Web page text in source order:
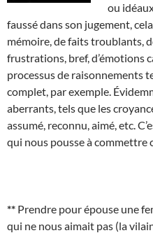
ou
faussé dans son jugement,
mémoire, de faits troublants,
frustrations, bref, d’émotions
processus de raisonnements
complet, par exemple.
aberrants, tels que les
assumé, reconnu, aimé, etc.
qui nous pousse à commettre
** Prendre pour épouse une
qui ne nous aimait pas (la